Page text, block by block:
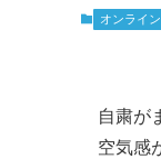
オンライ
自粛が
空気感